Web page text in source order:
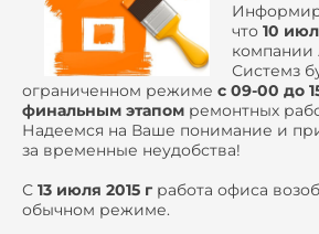
что 10
Системз
ограниченном режиме c 09-00 до
финальным этапом ремонтных
Надеемся на Ваше понимание и
за временные неудобства!
С 13 июля 2015 г работа офиса
обычном режиме.